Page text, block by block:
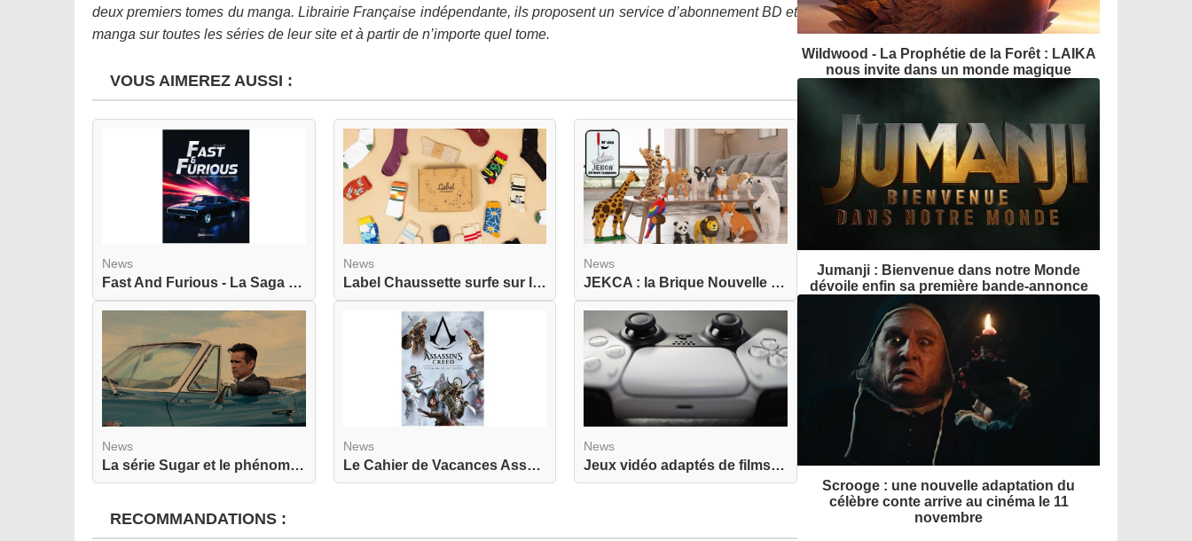
deux premiers tomes du manga. Librairie Française indépendante, ils proposent un service d’abonnement BD et
manga sur toutes les séries de leur site et à partir de n’importe quel tome.
VOUS AIMEREZ AUSSI :
News
Fast And Furious - La Saga - Les Acteurs - Les V...
News
Label Chaussette surfe sur la nostalgie avec une...
News
JEKCA : la Brique Nouvelle Génération pour Adult...
News
La série Sugar et le phénomène réel du Sugar Dat...
News
Le Cahier de Vacances Assassin's Creed actuellem...
News
Jeux vidéo adaptés de films : quand une adaptati...
RECOMMANDATIONS :
Wildwood - La Prophétie de la Forêt : LAIKA
nous invite dans un monde magique
Jumanji : Bienvenue dans notre Monde
dévoile enfin sa première bande-annonce
Scrooge : une nouvelle adaptation du
célèbre conte arrive au cinéma le 11
novembre